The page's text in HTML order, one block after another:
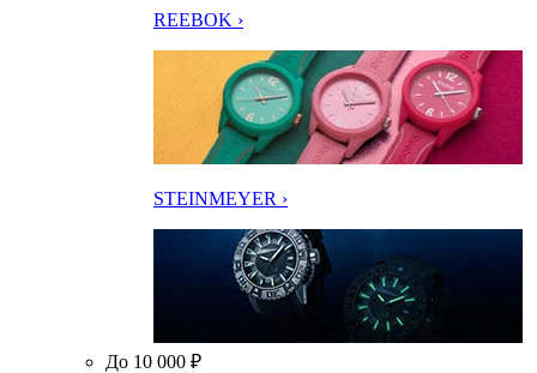
REEBOK ›
STEINMEYER ›
До 10 000 ₽